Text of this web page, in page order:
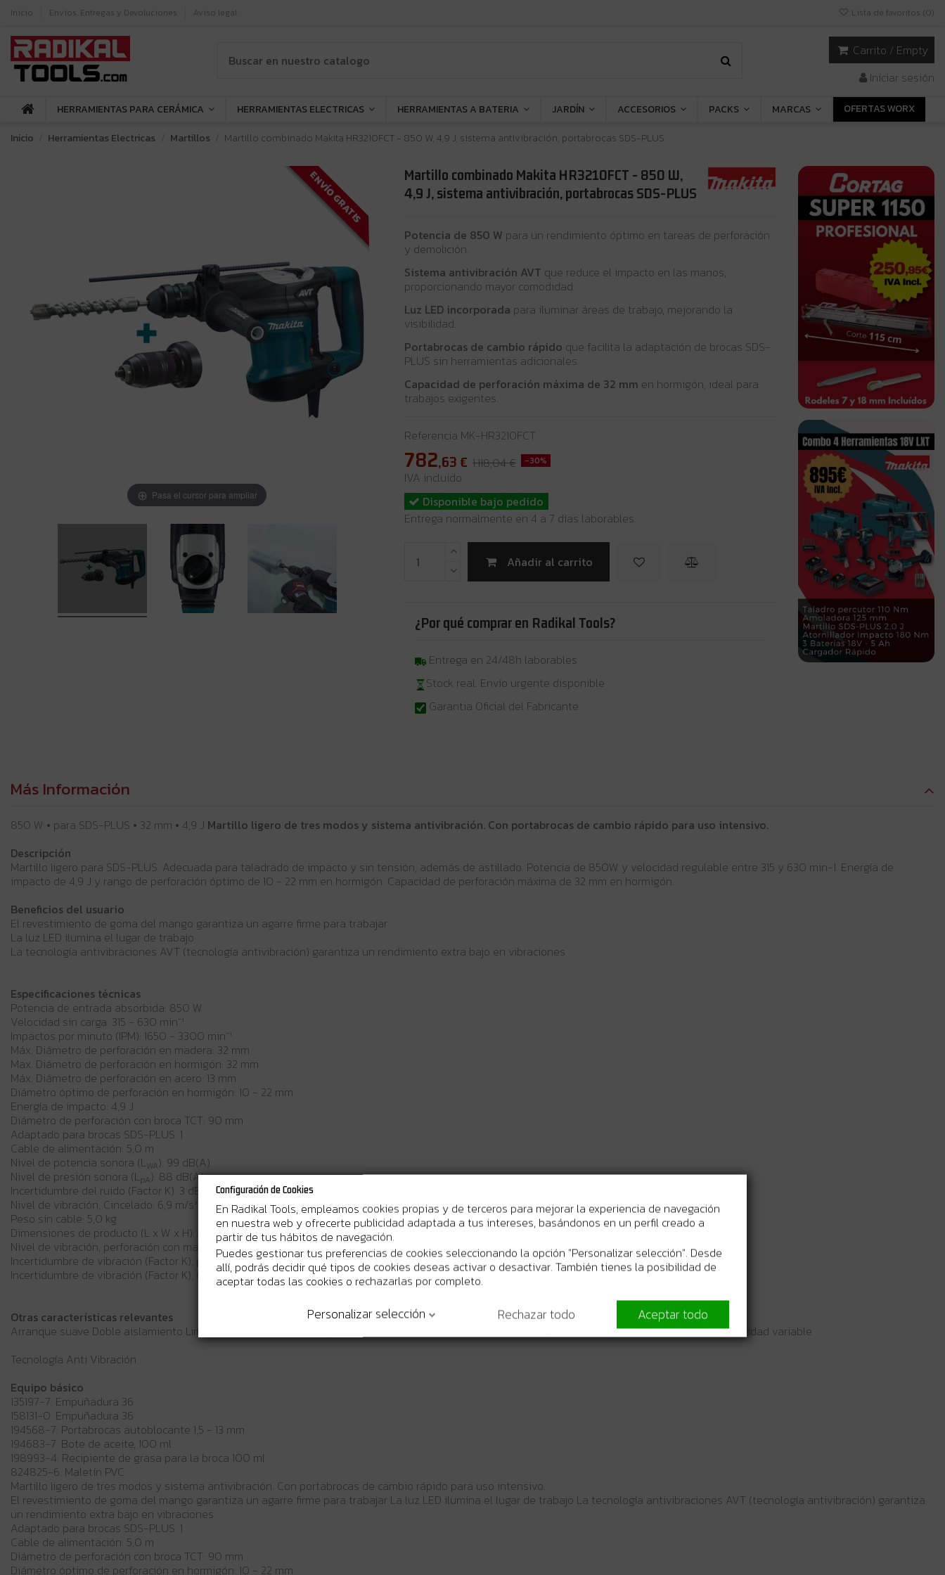
Inicio Envíos, Entregas y Devoluciones Aviso legal Lista de favoritos (0)
Carrito / Empty
Iniciar sesión
HERRAMIENTAS PARA CERÁMICA HERRAMIENTAS ELECTRICAS HERRAMIENTAS A BATERIA JARDÍN ACCESORIOS PACKS MARCAS
OFERTAS WORX
Inicio
Herramientas Electricas Martillos Martillo combinado Makita HR3210FCT - 850 W, 4,9 J, sistema antivibración, portabrocas SDS-PLUS
ENVÍO GRATIS
Pasa el cursor para ampliar
Martillo combinado Makita HR3210FCT - 850 W,
4,9 J, sistema antivibración, portabrocas SDS-PLUS
Potencia de 850 W para un rendimiento óptimo en tareas de perforación
y demolición.
Sistema antivibración AVT que reduce el impacto en las manos,
proporcionando mayor comodidad.
Luz LED incorporada para iluminar áreas de trabajo, mejorando la
visibilidad.
Portabrocas de cambio rápido que facilita la adaptación de brocas SDS-
PLUS sin herramientas adicionales.
Capacidad de perforación máxima de 32 mm en hormigón, ideal para
trabajos exigentes.
Referencia MK-HR3210FCT
782 ,63 € 1.118,04 € -30%
IVA incluido
Disponible bajo pedido
Entrega normalmente en 4 a 7 días laborables.
Añadir al carrito
¿Por qué comprar en Radikal Tools?
Entrega en 24/48h laborables
Stock real. Envío urgente disponible
Garantia Oficial del Fabricante
Más Información
850 W • para SDS-PLUS • 32 mm • 4,9 J Martillo ligero de tres modos y sistema antivibración. Con portabrocas de cambio rápido para uso intensivo.
Descripción
Martillo ligero para SDS-PLUS. Adecuada para taladrado de impacto y sin tensión, además de astillado. Potencia de 850W y velocidad regulable entre 315 y 630 min-1. Energía de
impacto de 4,9 J y rango de perforación óptimo de 10 - 22 mm en hormigón. Capacidad de perforación máxima de 32 mm en hormigón.
Beneficios del usuario
El revestimiento de goma del mango garantiza un agarre firme para trabajar
La luz LED ilumina el lugar de trabajo
La tecnología antivibraciones AVT (tecnología antivibración) garantiza un rendimiento extra bajo en vibraciones
Especificaciones técnicas
Potencia de entrada absorbida: 850 W
Velocidad sin carga: 315 - 630 min⁻¹
Impactos por minuto (IPM): 1650 - 3300 min⁻¹
Máx. Diámetro de perforación en madera: 32 mm
Max. Diámetro de perforación en hormigón: 32 mm
Máx. Diámetro de perforación en acero: 13 mm
Diámetro óptimo de perforación en hormigón: 10 - 22 mm
Energía de impacto: 4,9 J
Diámetro de perforación con broca TCT: 90 mm
Adaptado para brocas SDS-PLUS: 1
Cable de alimentación: 5,0 m
Nivel de potencia sonora (LWA): 99 dB(A)
Nivel de presión sonora (LpA): 88 dB(A)
Incertidumbre del ruido (Factor K): 3 dB(A)
Nivel de vibración, Cincelado: 6,9 m/s²
Peso sin cable: 5,0 kg
Dimensiones de producto (L x W x H): 424 x 114 x 239 mm
Nivel de vibración, perforación con martillo en hormigón: 8,7 m/s²
Incertidumbre de vibración (Factor K), perforación con martillo en hormigón: 1,5 m/s²
Incertidumbre de vibración (Factor K), Cincelado: 1,5 m/s²
Otras características relevantes
Arranque suave Doble aislamiento Limitador de par Luz de trabajo incorporada Maletín de transporte Vástago SDS-PLUS Velocidad constante Velocidad variable
Tecnología Anti Vibración
Equipo básico
135197-7: Empuñadura 36
158131-0: Empuñadura 36
194568-7: Portabrocas autoblocante 1,5 - 13 mm
194683-7: Bote de aceite, 100 ml
198993-4: Recipiente de grasa para la broca 100 ml
824825-6: Maletín PVC
Martillo ligero de tres modos y sistema antivibración. Con portabrocas de cambio rápido para uso intensivo.
El revestimiento de goma del mango garantiza un agarre firme para trabajar La luz LED ilumina el lugar de trabajo La tecnología antivibraciones AVT (tecnología antivibración) garantiza
un rendimiento extra bajo en vibraciones
Adaptado para brocas SDS-PLUS: 1
Cable de alimentación: 5,0 m
Diámetro de perforación con broca TCT: 90 mm
Diámetro óptimo de perforación en hormigón: 10 - 22 mm
Configuración de Cookies
En Radikal Tools, empleamos cookies propias y de terceros para mejorar la experiencia de navegación
en nuestra web y ofrecerte publicidad adaptada a tus intereses, basándonos en un perfil creado a
partir de tus hábitos de navegación.
Puedes gestionar tus preferencias de cookies seleccionando la opción "Personalizar selección". Desde
allí, podrás decidir qué tipos de cookies deseas activar o desactivar. También tienes la posibilidad de
aceptar todas las cookies o rechazarlas por completo.
Personalizar selección Rechazar todo Aceptar todo